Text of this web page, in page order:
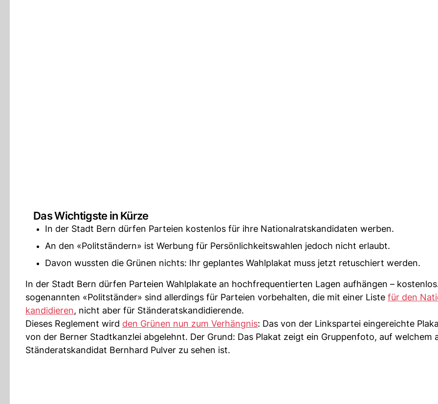
Das Wichtigste in Kürze
In der Stadt Bern dürfen Parteien kostenlos für ihre Nationalratskandidaten werben.
An den «Politständern» ist Werbung für Persönlichkeitswahlen jedoch nicht erlaubt.
Davon wussten die Grünen nichts: Ihr geplantes Wahlplakat muss jetzt retuschiert werden.
In der Stadt Bern dürfen Parteien Wahlplakate an hochfrequentierten Lagen aufhängen –
sogenannten «Politständer» sind allerdings für Parteien vorbehalten, die mit einer Liste für den
kandidieren, nicht aber für Ständeratskandidierende.
Dieses Reglement wird den Grünen nun zum Verhängnis: Das von der Linkspartei eingereichte
von der Berner Stadtkanzlei abgelehnt. Der Grund: Das Plakat zeigt ein Gruppenfoto, auf welchem
Ständeratskandidat Bernhard Pulver zu sehen ist.